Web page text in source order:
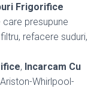
Frigorifice
care presupune
refacere suduri,
, Incarcam Cu
Whirlpool-